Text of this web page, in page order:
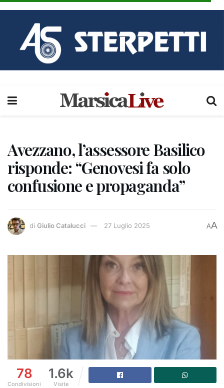
Avezzano, l’assessore Basilico
risponde: “Genovesi fa solo
confusione e propaganda”
di Giulio Catalucci 27 Luglio 2025 AA
78
Condivisioni
1.6k
Visite